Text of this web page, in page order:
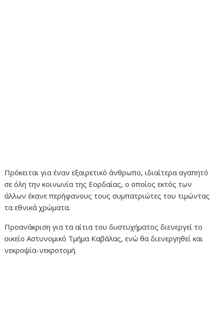
Πρόκειται για έναν εξαιρετικό άνθρωπο, ιδιαίτερα αγαπητό
σε όλη την κοινωνία της Εορδαίας, ο οποίος εκτός των
άλλων έκανε περήφανους τους συμπατριώτες του τιμώντας
τα εθνικά χρώματα.
Προανάκριση για τα αίτια του δυστυχήματος διενεργεί το
οικείο Αστυνομικό Τμήμα Καβάλας, ενώ θα διενεργηθεί και
νεκροψία-νεκροτομή.